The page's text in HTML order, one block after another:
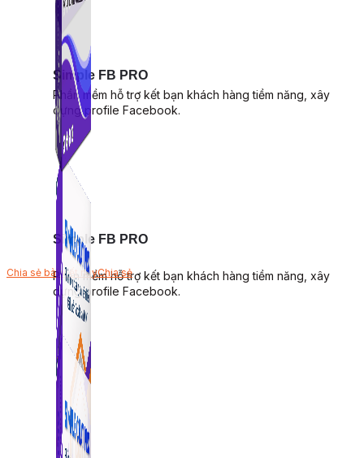
Simple FB PRO
Phần mềm hỗ trợ kết bạn khách hàng tiềm năng, xây
dựng profile Facebook.
Simple FB PRO
Phần mềm hỗ trợ kết bạn khách hàng tiềm năng, xây
dựng profile Facebook.
Chia sẻ bài viết nàyChia sẻ